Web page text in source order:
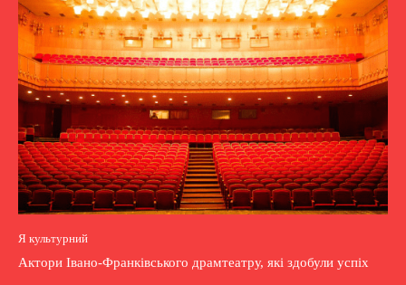
Я культурний
Актори Івано-Франківського драмтеатру, які здобули успіх